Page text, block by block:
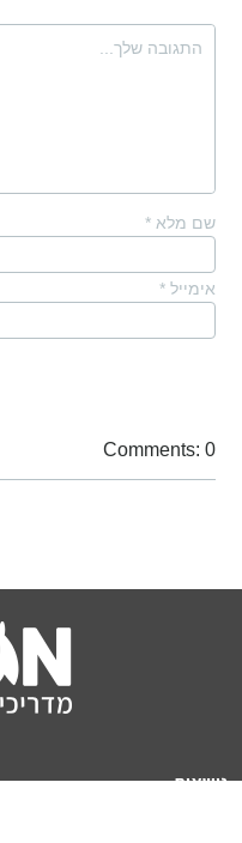
שם מלא *
אימייל *
Comments: 0
נושאים